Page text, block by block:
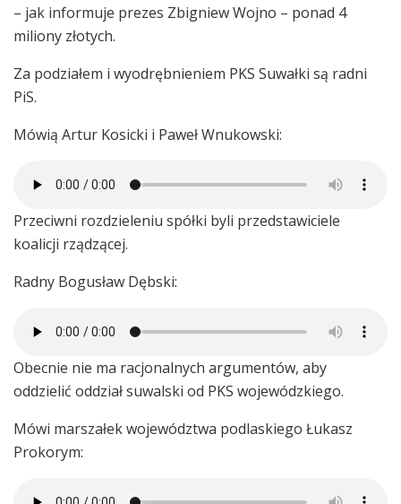
– jak informuje prezes Zbigniew Wojno – ponad 4
miliony złotych.
Za podziałem i wyodrębnieniem PKS Suwałki są radni
PiS.
Mówią Artur Kosicki i Paweł Wnukowski:
Przeciwni rozdzieleniu spółki byli przedstawiciele
koalicji rządzącej.
Radny Bogusław Dębski:
Obecnie nie ma racjonalnych argumentów, aby
oddzielić oddział suwalski od PKS wojewódzkiego.
Mówi marszałek województwa podlaskiego Łukasz
Prokorym: